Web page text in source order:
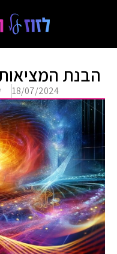
הבנת
18/07/2024